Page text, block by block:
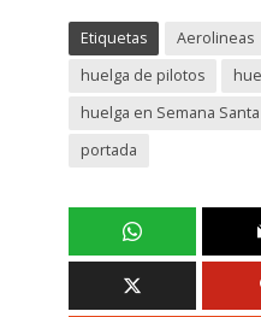
Etiquetas Aerolineas
huelga de pilotos
huelga en Semana Santa
portada